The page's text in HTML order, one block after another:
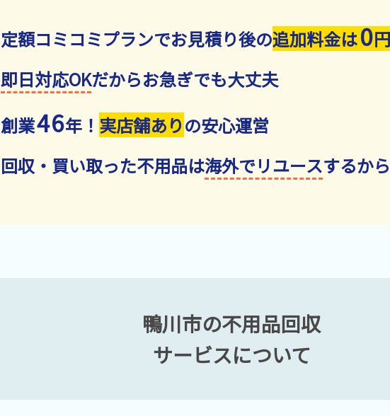
定額コミコミプランでお見積り後の追加料金は0
即日対応OKだからお急ぎでも大丈夫
創業46年！ 実店舗ありの安心運営
回収・買い取った不用品は海外でリユースするか
鴨川市の不用品回収
サービスについて